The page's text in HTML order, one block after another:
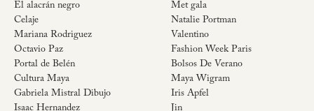
El alacrán negro
Celaje
Mariana Rodriguez
Octavio Paz
Portal de Belén
Cultura Maya
Gabriela Mistral Dibujo
Isaac Hernandez
Met gala
Natalie Portman
Valentino
Fashion Week Paris
Bolsos De Verano
Maya Wigram
Iris Apfel
Jin